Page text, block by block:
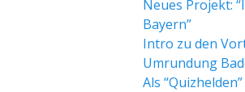
Neues Projekt:
Bayern”
Intro zu den
Umrundung
Als